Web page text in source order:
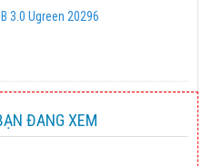
3.0 Ugreen 20296
ĐANG XEM